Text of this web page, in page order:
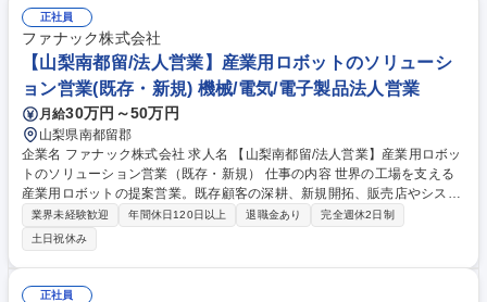
する工場各課への連絡と調整 ・書類整理、EHS活動 募集職種 【山梨】医
療機器の品質情報・監査対応業務/年休120日以上/無期雇用派遣
正社員
ファナック株式会社
【山梨南都留/法人営業】産業用ロボットのソリューシ
ョン営業(既存・新規) 機械/電気/電子製品法人営業
月給30万円～50万円
山梨県南都留郡
企業名 ファナック株式会社 求人名 【山梨南都留/法人営業】産業用ロボッ
トのソリューション営業（既存・新規） 仕事の内容 世界の工場を支える
産業用ロボットの提案営業。既存顧客の深耕、新規開拓、販売店やシステ
ムインテグレーター（SIer）との協業推進など、お客様の工場の自動化を
実現するためのソリューション提案を行います。 【業務詳細】産業用ロボ
ット全般の既存・新規営業を担当。既存営業は商流（直販・代理店等）を
問わずユーザーを深耕し、新規営業は展示会やWeb等からリードを獲得し
ます。いずれも販売店やSIer、周辺機器メーカーとの強力な連携・技術支
業界未経験歓迎 年間休日120日以上 退職金あり
完全週休2日制
土日祝休み
正社員